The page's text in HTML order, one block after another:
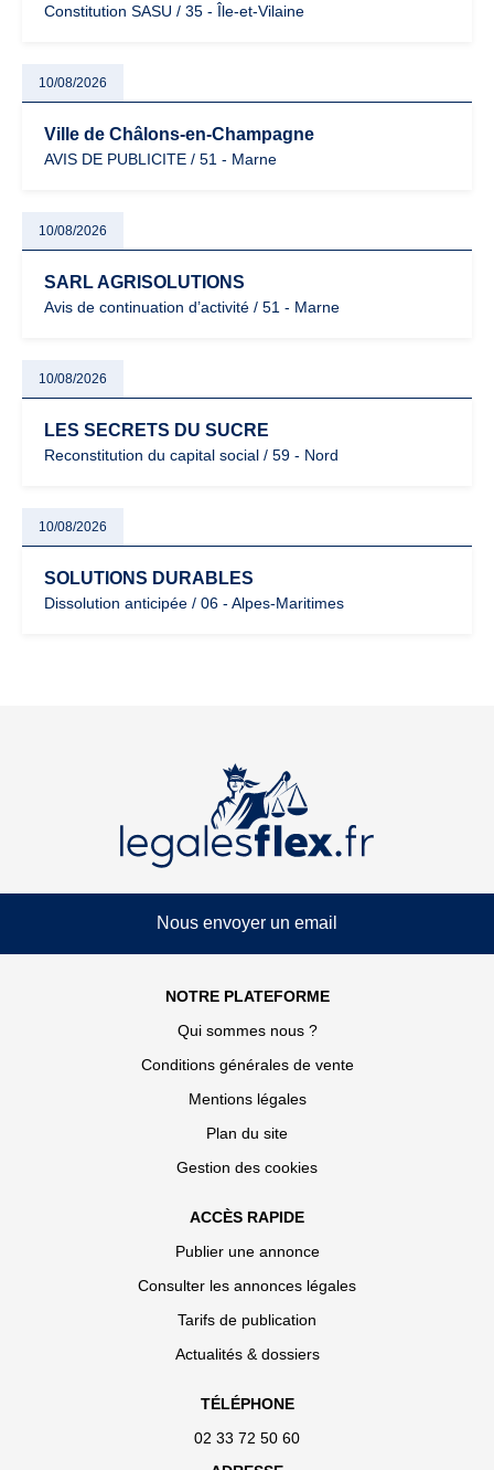
Constitution SASU / 35 - Île-et-Vilaine
10/08/2026
Ville de Châlons-en-Champagne
AVIS DE PUBLICITE / 51 - Marne
10/08/2026
SARL AGRISOLUTIONS
Avis de continuation d’activité / 51 - Marne
10/08/2026
LES SECRETS DU SUCRE
Reconstitution du capital social / 59 - Nord
10/08/2026
SOLUTIONS DURABLES
Dissolution anticipée / 06 - Alpes-Maritimes
Nous envoyer un email
NOTRE PLATEFORME
Qui sommes nous ?
Conditions générales de vente
Mentions légales
Plan du site
Gestion des cookies
ACCÈS RAPIDE
Publier une annonce
Consulter les annonces légales
Tarifs de publication
Actualités & dossiers
TÉLÉPHONE
02 33 72 50 60